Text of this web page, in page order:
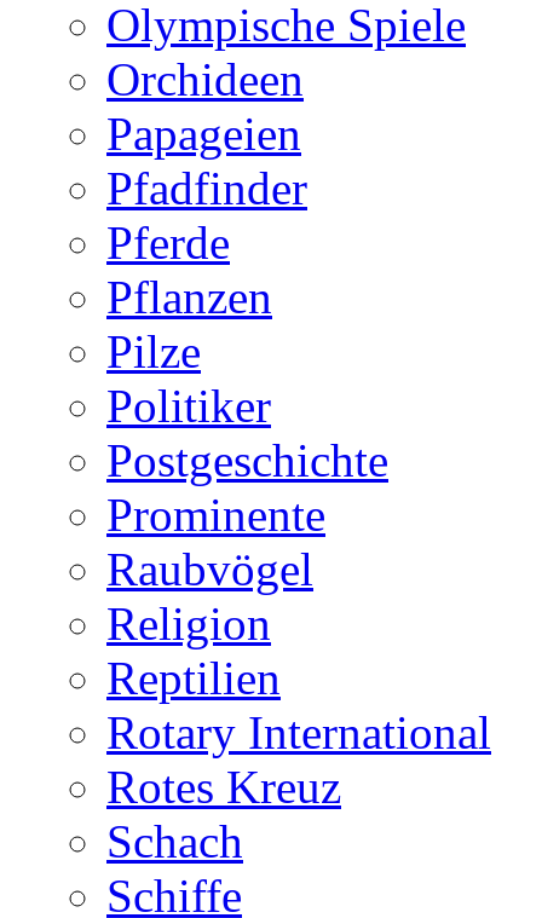
Olympische Spiele
Orchideen
Papageien
Pfadfinder
Pferde
Pflanzen
Pilze
Politiker
Postgeschichte
Prominente
Raubvögel
Religion
Reptilien
Rotary International
Rotes Kreuz
Schach
Schiffe